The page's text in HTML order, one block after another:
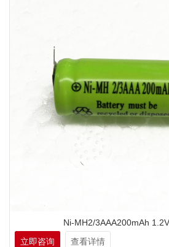
Ni-MH2/3AAA200mAh
立即咨询
查看详情